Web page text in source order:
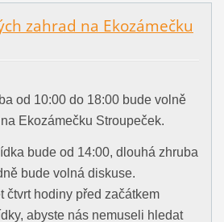
zahrad na Ekozámečku
od 10:00 do 18:00 bude volně
Ekozámečku Stroupeček.
bude od 14:00, dlouhá zhruba
bude volná diskuse.
čtvrt hodiny před začátkem
abyste nás nemuseli hledat